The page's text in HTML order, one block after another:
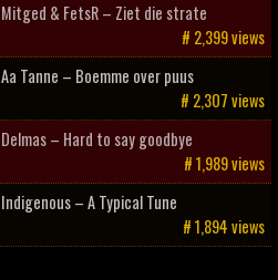
Mitged & FetsR – Ziet die strate
# 2,399 views
Aa Tanne – Boemme over puus
# 2,307 views
Delmas – Hard to say goodbye
# 1,989 views
Indigenous – A Typical Tune
# 1,894 views